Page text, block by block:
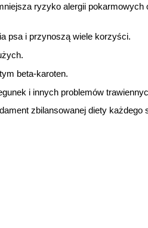
ryzyko alergii pokarmowych
psa i przynoszą wiele korzyści.
beta-karoten.
i innych problemów
zbilansowanej diety każdego